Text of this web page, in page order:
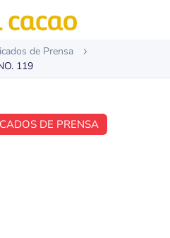
de Prensa 5
119
DE PRENSA